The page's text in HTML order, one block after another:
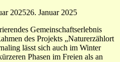
202526. Januar 2025
Gemeinschaftserlebnis
des Projekts „Naturerzählort
lässt sich auch im Winter
Phasen im Freien als an